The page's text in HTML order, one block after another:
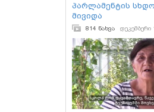
პარლამენტის
მივიდა
814 ნახვა დეკემბერი